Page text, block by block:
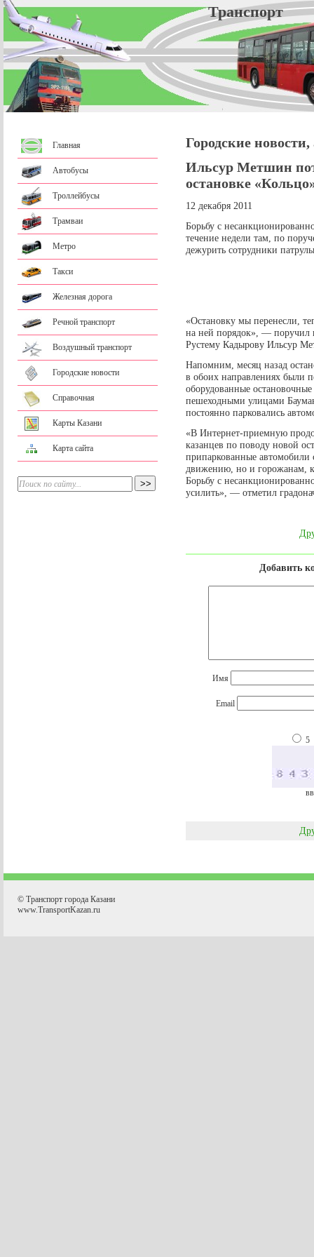
Главная
Автобусы
Троллейбусы
Трамваи
Метро
Такси
Железная дорога
Речной транспорт
Воздушный транспорт
Городские новости
Справочная
Карты Казани
Карта сайта
Городские
Ильсур Метшин
остановке
12 декабря 2011
Борьбу с
течение недели там, по
дежурить сотрудники
«Остановку мы перенесли,
на ней порядок», —
Рустему Кадырову Ильсур
Напомним, месяц назад
в обоих направлениях были
оборудованные
пешеходными улицами
постоянно парковались
«В Интернет-приемную
казанцев по поводу новой
припаркованные автомобили
движению, но и горожанам,
Борьбу с
усилить», — отметил
Добавить
Имя
Email
5
© Транспорт города Казани
www.TransportKazan.ru